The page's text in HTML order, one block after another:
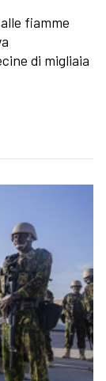
fiamme
di migliaia